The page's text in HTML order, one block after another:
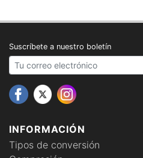
INFORMACIÓN
Tipos de conversión
Suscríbete a nuestro boletín
Your email address